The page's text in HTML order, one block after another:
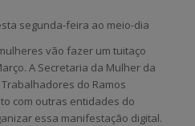
segunda-feira ao meio-dia
vão fazer um tuitaço
A Secretaria da Mulher da
do Ramos
com outras entidades do
essa manifestação digital.